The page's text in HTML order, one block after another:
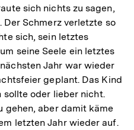
sich nichts zu sagen,
Schmerz verletzte so
sich, sein letztes
seine Seele ein letztes
Jahr war wieder
geplant. Das Kind
oder lieber nicht.
gehen, aber damit käme
letzten Jahr wieder auf.